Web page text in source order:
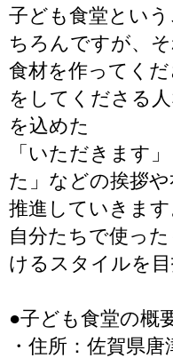
子ども食堂とい
ちろんですが、
食材を作ってく
をしてくださる
を込めた
「いただきます
た」などの挨拶
推進していきます
自分たちで使っ
けるスタイルを目
●子ども食堂の概
・住所：佐賀県